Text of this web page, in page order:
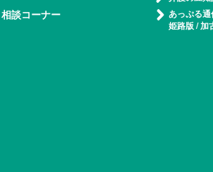
相談コーナー
あっぷる通
姫路版/加